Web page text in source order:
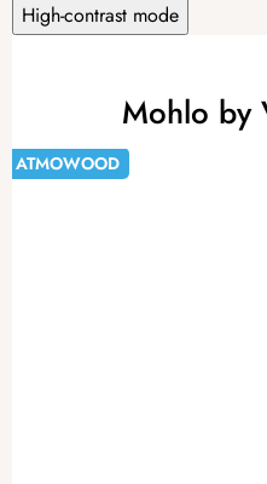
High-contrast mode
Mohlo by
-20%
ATMOWOOD